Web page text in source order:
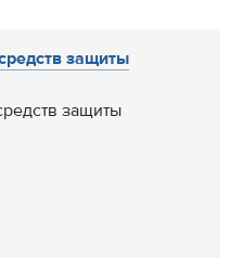
защиты
защиты